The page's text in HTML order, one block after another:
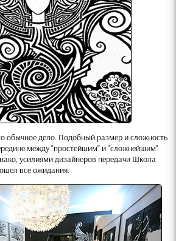
обычное дело. Подобный размер и сложность
между "простейшим" и "сложнейшим"
усилиями дизайнеров передачи Школа
все ожидания.